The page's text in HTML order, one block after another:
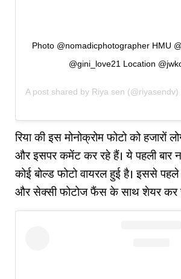
Photo @nomadicphotographer HMU
@gini_love21 Location
A post shared by Riya sen (@riyasendv)
रिया की इस मोनोक्रोम फोटो को हजारों
और इसपर कमेंट कर रहे हैं। ये पहली बार
कोई बोल्ड फोटो वायरल हुई है। इससे पहले
और सेक्सी फोटोज फैंस के साथ शेयर कर